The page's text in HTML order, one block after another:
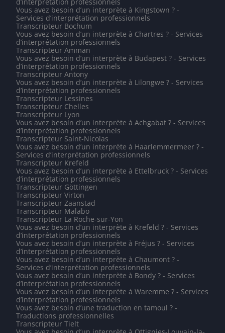
Vous avez besoin d’un interprète à Kingstown ? -
Services d’interprétation professionnels
Transcripteur Bochum
Vous avez besoin d’un interprète à Chartres ? - Services
d’interprétation professionnels
Transcripteur Amman
Vous avez besoin d’un interprète à Budapest ? - Services
d’interprétation professionnels
Transcripteur Antony
Vous avez besoin d’un interprète à Lilongwe ? - Services
d’interprétation professionnels
Transcripteur Lessines
Transcripteur Chelles
Transcripteur Lyon
Vous avez besoin d’un interprète à Achgabat ? - Services
d’interprétation professionnels
Transcripteur Saint-Nicolas
Vous avez besoin d’un interprète à Haarlemmermeer ? -
Services d’interprétation professionnels
Transcripteur Krefeld
Vous avez besoin d’un interprète à Ettelbruck ? - Services
d’interprétation professionnels
Transcripteur Göttingen
Transcripteur Virton
Transcripteur Zaanstad
Transcripteur Malabo
Transcripteur La Roche-sur-Yon
Vous avez besoin d’un interprète à Krefeld ? - Services
d’interprétation professionnels
Vous avez besoin d’un interprète à Fréjus ? - Services
d’interprétation professionnels
Vous avez besoin d’un interprète à Chaumont ? -
Services d’interprétation professionnels
Vous avez besoin d’un interprète à Bondy ? - Services
d’interprétation professionnels
Vous avez besoin d’un interprète à Waremme ? - Services
d’interprétation professionnels
Vous avez besoin d’une traduction en tamoul ? -
Traductions professionnelles
Transcripteur Tielt